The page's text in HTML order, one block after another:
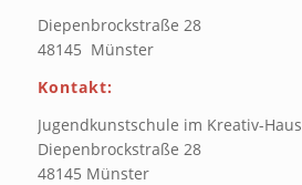
Diepenbrockstraße 28
48145 Münster
Kontakt:
Jugendkunstschule im Kreativ-Haus
Diepenbrockstraße 28
48145 Münster